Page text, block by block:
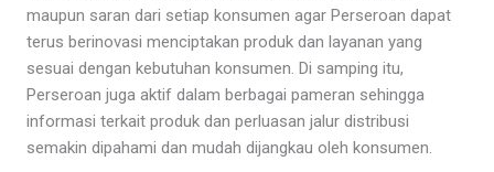
maupun saran dari setiap konsumen agar Perseroan dapat
terus berinovasi menciptakan produk dan layanan yang
sesuai dengan kebutuhan konsumen. Di samping itu,
Perseroan juga aktif dalam berbagai pameran sehingga
informasi terkait produk dan perluasan jalur distribusi
semakin dipahami dan mudah dijangkau oleh konsumen.